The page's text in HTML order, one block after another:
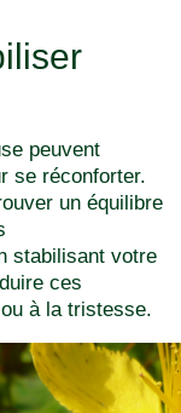
peuvent
se réconforter.
un équilibre
stabilisant votre
ces
à la tristesse.